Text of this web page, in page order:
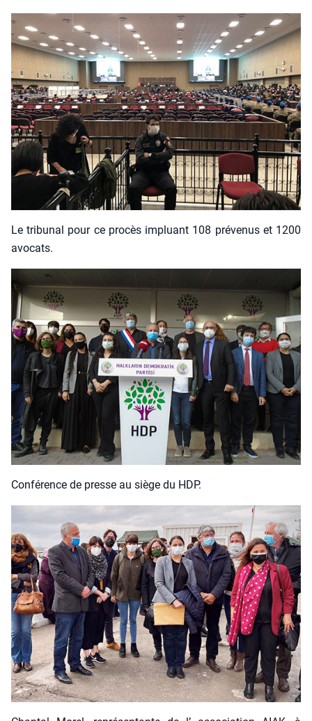
Le tri­bu­nal pour ce pro­cès impluant 108 pré­ve­nus et 1200
avo­cats.
Confé­rence de presse au siège du HDP.